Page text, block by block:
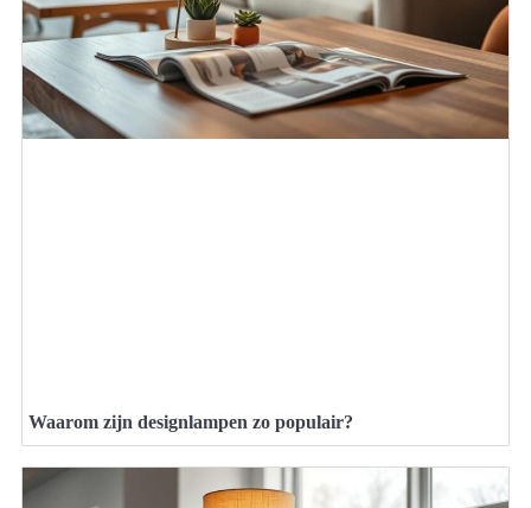
Waarom zijn designlampen zo populair?